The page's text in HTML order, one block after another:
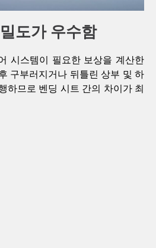
도가 우수함
시스템이 필요한 보상을 계산한
구부러지거나 뒤틀린 상부 및 하
하므로 벤딩 시트 간의 차이가 최